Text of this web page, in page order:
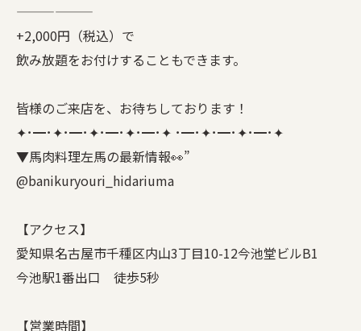
——————
+2,000円（税込）で
飲み放題をお付けすることもできます。
皆様のご来店を、お待ちしております！
✦･━･✦･━･✦･━･✦･━･✦ ･━･✦･━･✦･━･✦
▼馬肉料理左馬の最新情報👀”
@banikuryouri_hidariuma
【アクセス】
愛知県名古屋市千種区内山3丁目10-12今池堂ビルB1
今池駅1番出口 徒歩5秒
【営業時間】